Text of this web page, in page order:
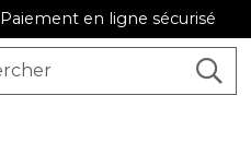
Paiement en ligne sécurisé